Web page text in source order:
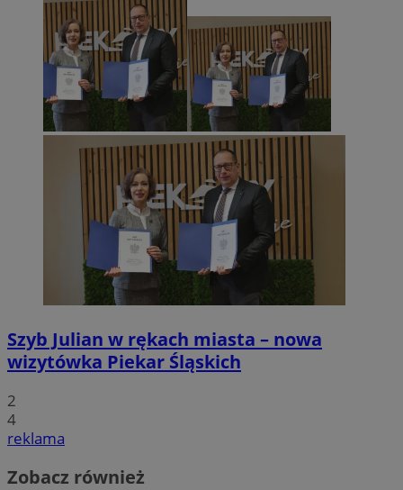
Szyb Julian w rękach miasta – nowa
wizytówka Piekar Śląskich
2
4
reklama
Zobacz również